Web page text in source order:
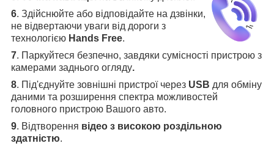
6. Здійснюйте або відповідайте на дзвінки,
не відвертаючи уваги від дороги з
технологією Hands Free.
7. Паркуйтеся безпечно, завдяки сумісності пристрою з
камерами заднього огляду.
8. Під'єднуйте зовнішні пристрої через USB для обміну
даними та розширення спектра можливостей
головного пристрою Вашого авто.
9. Відтворення відео з високою роздільною
здатністю.